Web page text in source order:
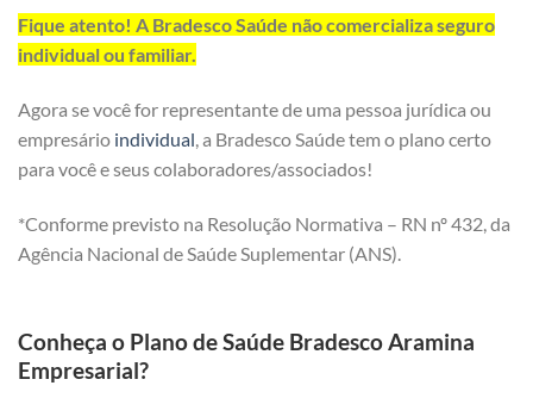
Fique atento! A Bradesco Saúde não comercializa seguro
individual ou familiar.
Agora se você for representante de uma pessoa jurídica ou
empresário individual , a Bradesco Saúde tem o plano certo
para você e seus colaboradores/associados!
*Conforme previsto na Resolução Normativa – RN nº 432, da
Agência Nacional de Saúde Suplementar (ANS).
Conheça o Plano de Saúde Bradesco Aramina
Empresarial?